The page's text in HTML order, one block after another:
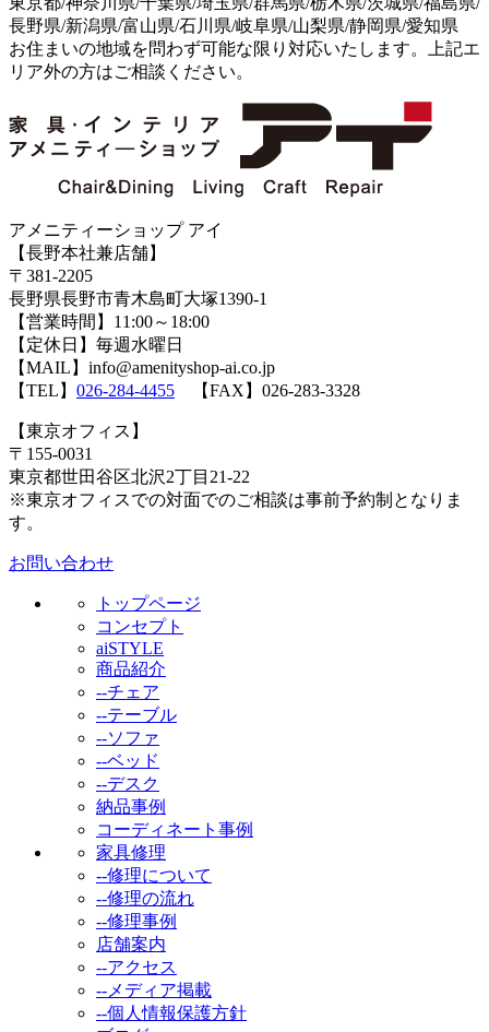
長野県/新潟県/富山県/石川県/岐阜県/山梨県/静岡県/愛知県
お住まいの地域を問わず可能な限り対応いたします。上記エ
リア外の方はご相談ください。
アメニティーショップ アイ
【長野本社兼店舗】
〒381-2205
長野県長野市青木島町大塚1390-1
【営業時間】11:00～18:00
【定休日】毎週水曜日
【MAIL】info@amenityshop-ai.co.jp
【TEL】 026-284-4455 【FAX】026-283-3328
【東京オフィス】
〒155-0031
東京都世田谷区北沢2丁目21-22
※東京オフィスでの対面でのご相談は事前予約制となりま
す。
お問い合わせ
トップページ
コンセプト
aiSTYLE
商品紹介
--チェア
--テーブル
--ソファ
--ベッド
--デスク
納品事例
コーディネート事例
家具修理
--修理について
--修理の流れ
--修理事例
店舗案内
--アクセス
--メディア掲載
--個人情報保護方針